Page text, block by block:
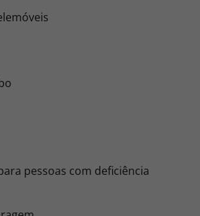
pessoas com deficiência